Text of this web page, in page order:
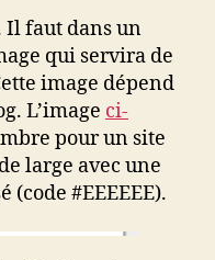
Il faut dans un
qui servira de
image dépend
L’image ci-
pour un site
large avec une
(code #EEEEEE).